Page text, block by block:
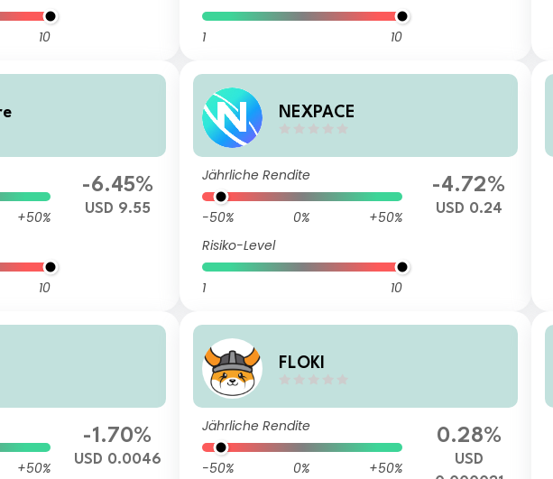
10 1 10
+50%
10
-6.45%
USD 9.55
NEXPACE
Jährliche Rendite
-50% 0%
+50%
Risiko-Level
1 10
-4.72%
USD 0.24
+50%
-1.70%
USD 0.0046
FLOKI
Jährliche Rendite
-50% 0% +50%
0.28%
USD